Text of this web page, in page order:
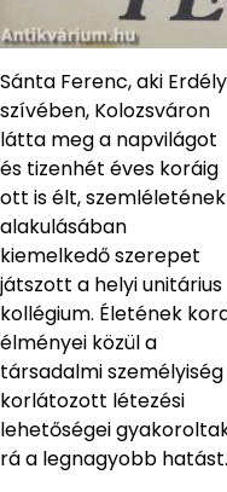
Sánta Ferenc, aki Erdély
szívében, Kolozsváron
látta meg a napvilágot
és tizenhét éves koráig
ott is élt, szemléletének
alakulásában
kiemelkedő szerepet
játszott a helyi unitárius
kollégium. Életének
élményei közül a
társadalmi személyiség
korlátozott létezési
lehetőségei
rá a legnagyobb hatást.